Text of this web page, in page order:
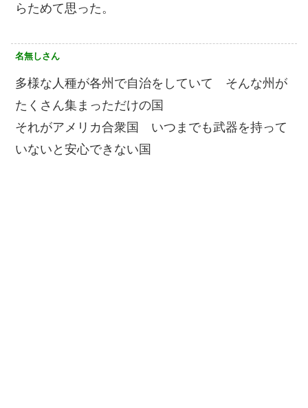
らためて思った。
名無しさん
多様な人種が各州で自治をしていて そんな州が
たくさん集まっただけの国
それがアメリカ合衆国 いつまでも武器を持って
いないと安心できない国